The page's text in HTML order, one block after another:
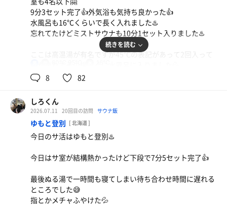
正油ラーメンと小ライスと餃子
水
9分3セット完了👍外気浴も気持ち良かった👍
水風呂も16℃くらいで長く入れました♨️
忘れてたけどミストサウナも10分1セット入りました♨️
ここは高温湯が有名ですが45℃の表記があって2回入って
虎杖浜の同級生が毛蟹持って来てくれたのでビール飲んで
晩酌したいと思います🦀🦀
続きを読む
8 82
しろくん
2026.07.11 20回目の訪問 サウナ飯
ゆもと登別 [ 北海道 ]
今日のサ活はゆもと登別♨️
今日はサ室が結構熱かったけど下段で7分5セット完了👍
最後ぬる湯で一時間も寝てしまい待ち合わせ時間に遅れる
ところでした😅
指とかメチャふやけた💦